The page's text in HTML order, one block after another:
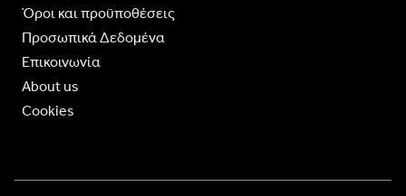
Όροι και προϋποθέσεις
Προσωπικά Δεδομένα
Επικοινωνία
About us
Cookies